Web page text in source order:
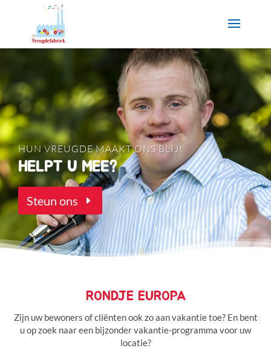
HUN VREUGDE MAAKT ONS BLIJ!
HELPT U MEE?
Steun ons
RONDJE EUROPA
Zijn uw bewoners of cliënten ook zo aan vakantie toe? En bent
u op zoek naar een bijzonder vakantie-programma voor uw
locatie?